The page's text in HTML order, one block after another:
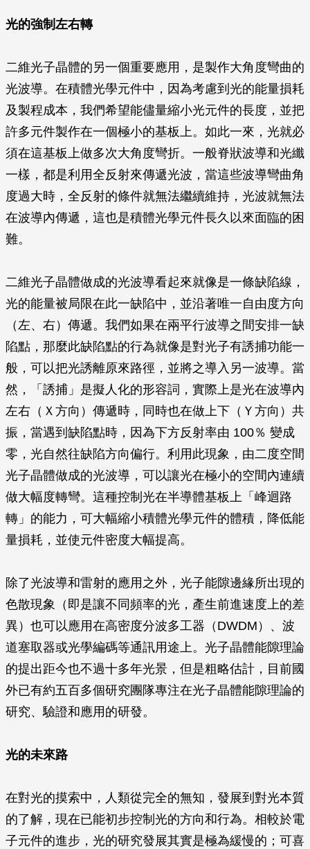
光的強制左右轉
二維光子晶體的另一個重要應用，是製作大角度彎曲的
光波導。在積體光學元件中，因為考慮到光的能量損耗
及製程成本，我們希望能儘量縮小光元件的長度，並把
許多元件製作在一個極小的基板上。如此一來，光就必
須在這基板上做多次大角度彎折。一般脊狀波導和光纖
一樣，都是利用全反射來傳遞光波，當這些波導彎曲角
度過大時，全反射的條件就無法繼續維持，光波就無法
在波導內傳遞，這也是積體光學元件長久以來面臨的困
難。
二維光子晶體做成的光波導看起來就像是一條缺陷線，
光的能量被局限在此一缺陷中，並沿著唯一自由度方向
（左、右）傳遞。我們如果在兩平行波導之間安排一缺
陷點，那麼此缺陷點的行為就像是對光子有誘捕功能一
般，可以把光誘離原來路徑，並將之導入另一波導。當
然，「誘捕」是擬人化的形容詞，實際上是光在波導內
左右（Ｘ方向）傳遞時，同時也在做上下（Ｙ方向）共
振，當遇到缺陷點時，因為下方反射率由 100％ 變成
零，光自然往缺陷方向偏行。利用此現象，由二度空間
光子晶體做成的光波導，可以讓光在極小的空間內連續
做大幅度轉彎。這種控制光在半導體基板上「峰迴路
轉」的能力，可大幅縮小積體光學元件的體積，降低能
量損耗，並使元件密度大幅提高。
除了光波導和雷射的應用之外，光子能隙邊緣所出現的
色散現象（即是讓不同頻率的光，產生前進速度上的差
異）也可以應用在高密度分波多工器（DWDM）、波
道塞取器或光學編碼等通訊用途上。光子晶體能隙理論
的提出距今也不過十多年光景，但是粗略估計，目前國
外已有約五百多個研究團隊專注在光子晶體能隙理論的
研究、驗證和應用的研發。
光的未來路
在對光的摸索中，人類從完全的無知，發展到對光本質
的了解，現在已能初步控制光的方向和行為。相較於電
子元件的進步，光的研究發展其實是極為緩慢的；可喜